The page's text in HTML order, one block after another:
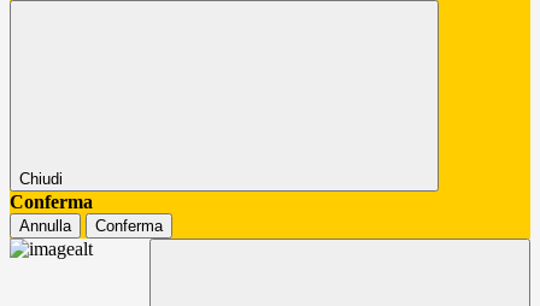
Chiudi
Conferma
Annulla Conferma